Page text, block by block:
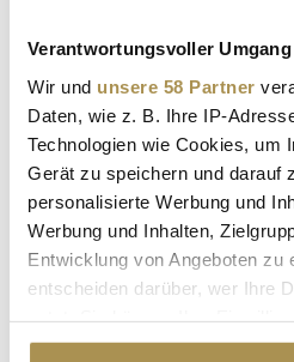
Verantwortungsvoller
Wir und unsere 58 Partner
Daten, wie z. B. Ihre IP-
Technologien wie Cookies, um
Gerät zu speichern und darauf
personalisierte Werbung und
Werbung und Inhalten,
Entwicklung von Angeboten zu
entscheiden darüber, wer Ihre
Cookie-Erklärung oder durch